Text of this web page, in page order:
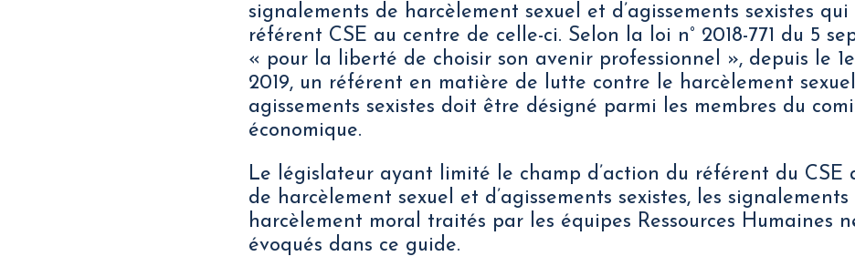
signalements de harcèlement sexuel et d’agissements sexistes
référent CSE au centre de celle-ci. Selon la loi n° 2018-771 du 5
« pour la liberté de choisir son avenir professionnel », depuis le
2019, un référent en matière de lutte contre le harcèlement
agissements sexistes doit être désigné parmi les membres du
économique.
Le législateur ayant limité le champ d’action du référent du CSE
de harcèlement sexuel et d’agissements sexistes, les signalements
harcèlement moral traités par les équipes Ressources Humaines
évoqués dans ce guide.